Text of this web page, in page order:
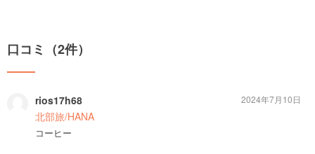
口コミ（2件）
rios17h68
北部旅/HANA
コーヒー
2024年7月10日